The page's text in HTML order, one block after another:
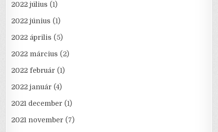
2022 július (1)
2022 június (1)
2022 április (5)
2022 március (2)
2022 február (1)
2022 január (4)
2021 december (1)
2021 november (7)